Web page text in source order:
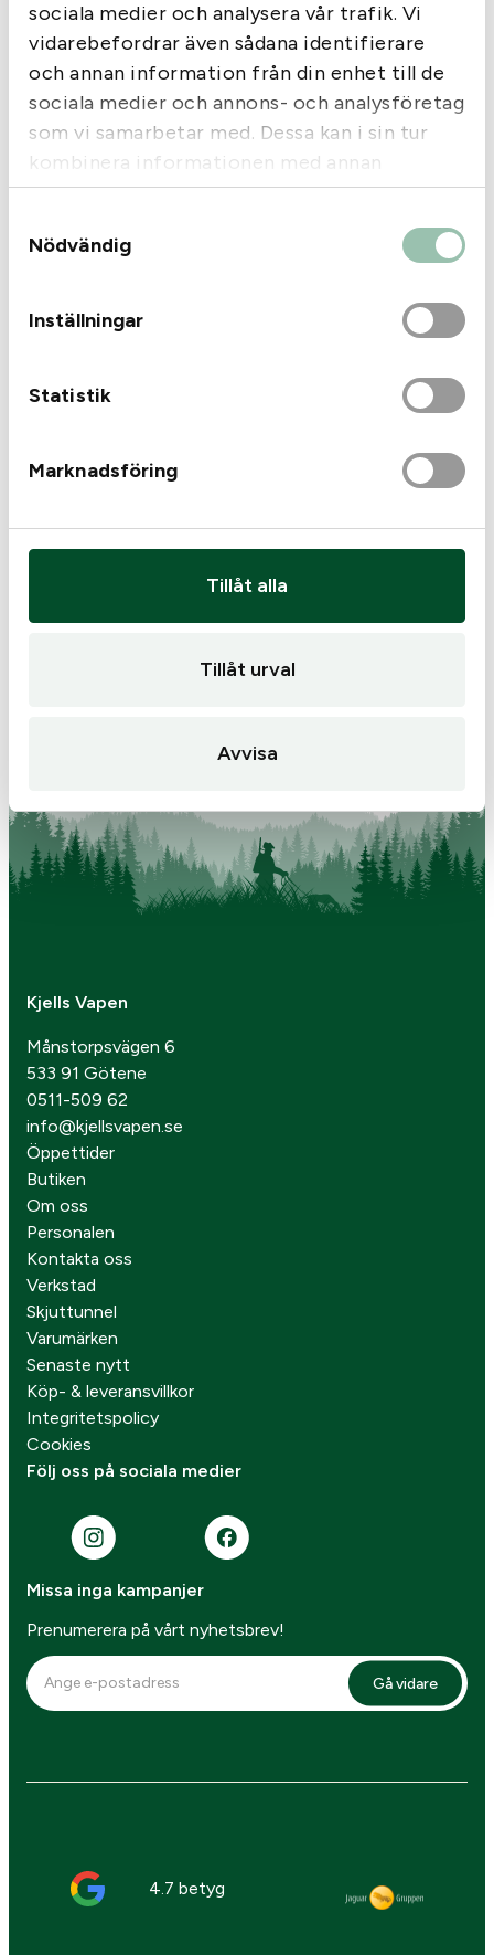
sociala medier och analysera vår trafik. Vi
vidarebefordrar även sådana identifierare
och annan information från din enhet till de
sociala medier och annons- och analysföretag
som vi samarbetar med. Dessa kan i sin tur
kombinera informationen med annan
information som du har tillhandahållit eller
som de har samlat in när du har använt deras
tjänster.
Nödvändig
Inställningar
Statistik
Marknadsföring
Tillåt alla
Tillåt urval
Avvisa
m
ä
n
g
d
Tags: Barnes
Barnes Vor-TX TTSX
kal30-06 168gr
I lager
Tags: CCI
CCI Standard 22 LR
Geco Softpoint TM
kal308.Win 11,0g
425kr
Tags:Hornady
445kr
Kjells Vapen
Månstorpsvägen 6
533 91 Götene
0511-509 62
info@kjellsvapen.se
Öppettider
Butiken
Om oss
Personalen
Kontakta oss
Verkstad
Skjuttunnel
Varumärken
Senaste nytt
Köp- & leveransvillkor
Integritetspolicy
Cookies
Följ oss på sociala medier
Missa inga kampanjer
Prenumerera på vårt nyhetsbrev!
Gå vidare
4.7 betyg